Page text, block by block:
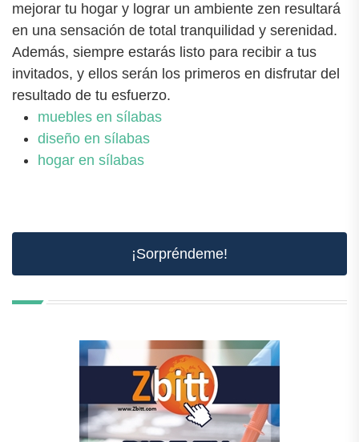
mejorar tu hogar y lograr un ambiente zen resultará
en una sensación de total tranquilidad y serenidad.
Además, siempre estarás listo para recibir a tus
invitados, y ellos serán los primeros en disfrutar del
resultado de tu esfuerzo.
muebles en sílabas
diseño en sílabas
hogar en sílabas
¡Sorpréndeme!